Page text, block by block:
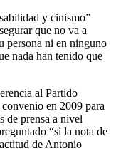
y cinismo”
que no va a
persona ni en ninguno
nada han tenido que
al Partido
en 2009 para
de prensa a nivel
“si la nota de
de Antonio